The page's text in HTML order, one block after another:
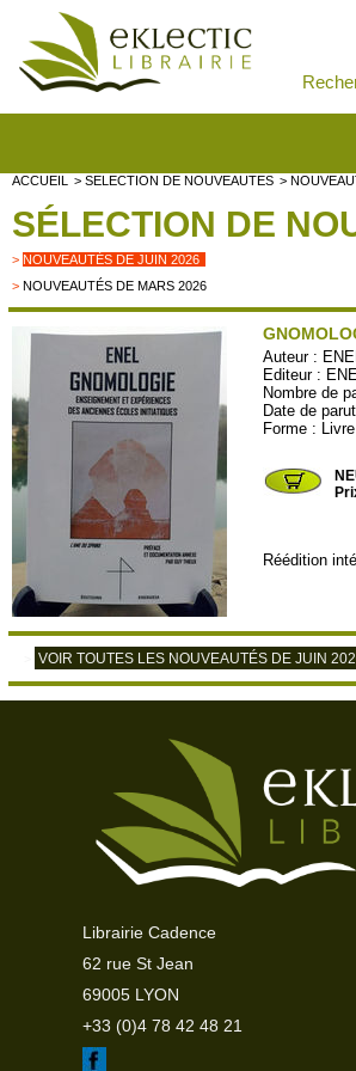
ACCUEIL > SELECTION DE NOUVEAUTES >
SÉLECTION DE
> NOUVEAUTÉS DE JUIN 2026
> NOUVEAUTÉS DE MARS 2026
Auteur :
Editeur :
Nombre de
Date de
Forme :
Réédition
VOIR TOUTES LES NOUVEAUTÉS DE JUIN
Librairie Cadence
62 rue St Jean
69005 LYON
+33 (0)4 78 42 48 21